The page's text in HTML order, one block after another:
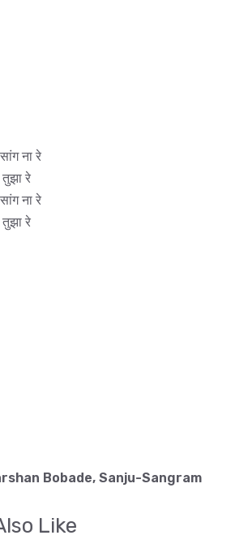
ना रे
रे
ना रे
रे
Bobade, Sanju-Sangram
Like